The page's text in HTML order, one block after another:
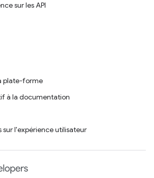
sur les API
plate-forme
à la documentation
sur l'expérience utilisateur